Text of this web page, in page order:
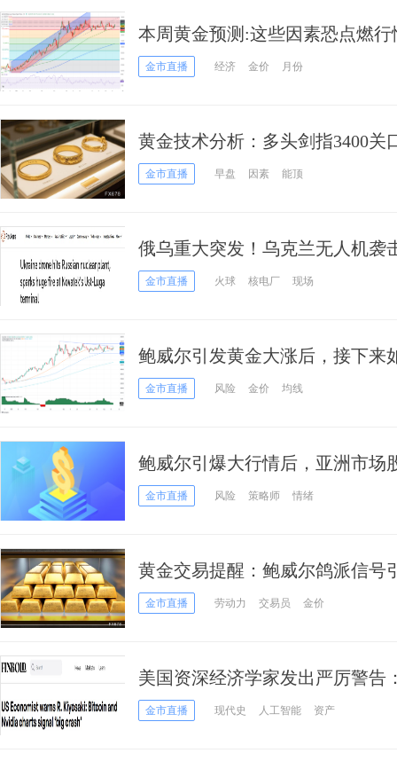
本周黄金预测:这些因素恐点燃行
金价技术前景分析
金市直播 经济 金价 月份
黄金技术分析：多头剑指3400关
金市直播 早盘 因素 能顶
俄乌重大突发！乌克兰无人机袭
头爆炸引发大火
金市直播 火球 核电厂 现场
鲍威尔引发黄金大涨后，接下来
金价技术分析
金市直播 风险 金价 均线
鲍威尔引爆大行情后，亚洲市场
析师最新评论来了
金市直播 风险 策略师 情绪
黄金交易提醒：鲍威尔鸽派信号
云霄？市场看涨情绪爆棚
金市直播 劳动力 交易员 金价
美国资深经济学家发出严厉警告
图表预示着“大崩盘”
金市直播 现代史 人工智能 资产